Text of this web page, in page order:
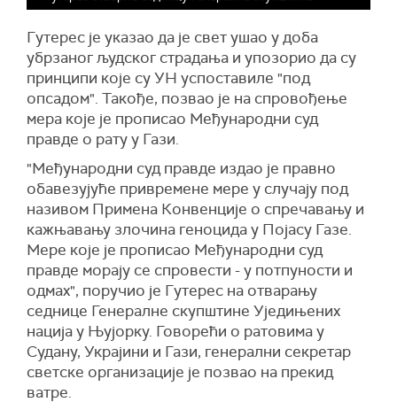
"Не смета ми да одржим овај говор без
телепромптера, јер телепромптер не ради. На
тај начин, говорите више из срца", рекао је
Трамп, што су присутни у сали поздравили
аплаузом.
Гутерес је указао да је свет ушао у доба
убрзаног људског страдања и упозорио да су
принципи које су УН успоставиле "под
опсадом". Такође, позвао је на спровођење
мера које је прописао Међународни суд
правде о рату у Гази.
"Међународни суд правде издао је правно
обавезујуће привремене мере у случају под
називом Примена Конвенције о спречавању и
кажњавању злочина геноцида у Појасу Газе.
Мере које је прописао Међународни суд
правде морају се спровести - у потпуности и
одмах", поручио је Гутерес на отварању
седнице Генералне скупштине Уједињених
нација у Њујорку. Говорећи о ратовима у
Судану, Украјини и Гази, генерални секретар
светске организације је позвао на прекид
ватре.